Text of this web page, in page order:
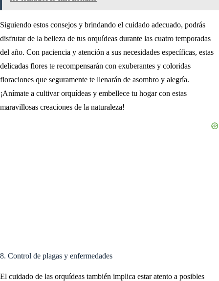
Siguiendo estos consejos y brindando el cuidado adecuado, podrás
disfrutar de la belleza de tus orquídeas durante las cuatro temporadas
del año. Con paciencia y atención a sus necesidades específicas, estas
delicadas flores te recompensarán con exuberantes y coloridas
floraciones que seguramente te llenarán de asombro y alegría.
¡Anímate a cultivar orquídeas y embellece tu hogar con estas
maravillosas creaciones de la naturaleza!
8. Control de plagas y enfermedades
El cuidado de las orquídeas también implica estar atento a posibles